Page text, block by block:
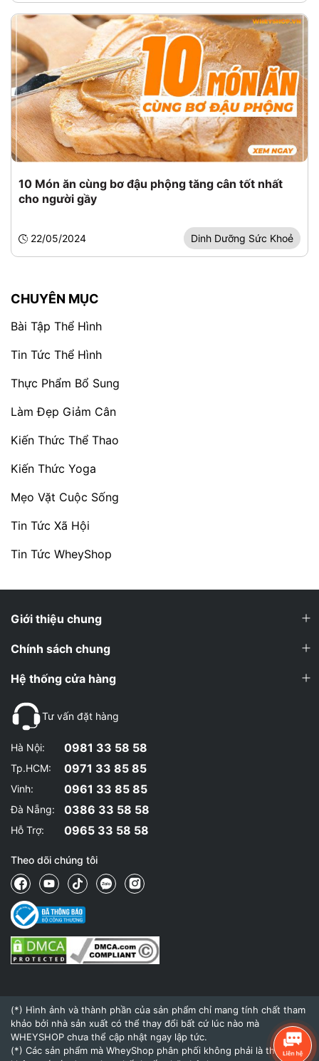
10 Món ăn cùng bơ đậu phộng tăng cân tốt nhất
cho người gầy
22/05/2024 Dinh Dưỡng Sức Khoẻ
CHUYÊN MỤC
Bài Tập Thể Hình
Tin Tức Thể Hình
Thực Phẩm Bổ Sung
Làm Đẹp Giảm Cân
Kiến Thức Thể Thao
Kiến Thức Yoga
Mẹo Vặt Cuộc Sống
Tin Tức Xã Hội
Tin Tức WheyShop
Giới thiệu chung
Chính sách chung
Hệ thống cửa hàng
Tư vấn đặt hàng
Hà Nội: 0981 33 58 58
Tp.HCM: 0971 33 85 85
Vinh: 0961 33 85 85
Đà Nẵng: 0386 33 58 58
Hỗ Trợ: 0965 33 58 58
Theo dõi chúng tôi
(*) Hình ảnh và thành phần của sản phẩm chỉ mang tính chất tham
khảo bởi nhà sản xuất có thể thay đổi bất cứ lúc nào mà
WHEYSHOP chưa thể cập nhật ngay lập tức.
(*) Các sản phẩm mà WheyShop phân phối không phải là thuốc và